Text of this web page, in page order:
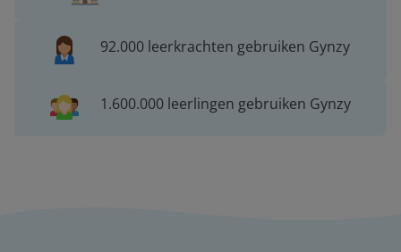
92.000 leerkrachten gebruiken Gynzy
1.600.000 leerlingen gebruiken Gynzy